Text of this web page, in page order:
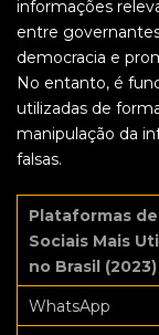
informações
entre
democracia e
No entanto, é
utilizadas de
manipulação da
falsas.
Plataformas
Sociais Mais
no Brasil (2023)
WhatsApp